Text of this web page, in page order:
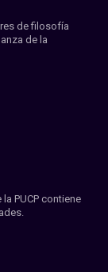
de filosofía
de la
PUCP contiene